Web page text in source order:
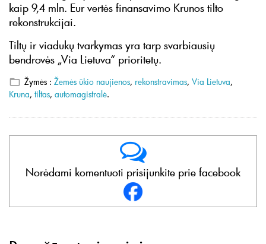
kaip 9,4 mln. Eur vertės finansavimo Krunos tilto
rekonstrukcijai.
Tiltų ir viadukų tvarkymas yra tarp svarbiausių
bendrovės „Via Lietuva“ prioritetų.
Žymės : Žemės ūkio naujienos, rekonstravimas, Via Lietuva,
Kruna, tiltas, automagistralė.
Norėdami komentuoti prisijunkite prie facebook